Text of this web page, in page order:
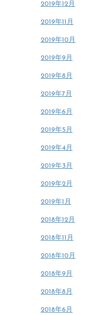
2019年12月
2019年11月
2019年10月
2019年9月
2019年8月
2019年7月
2019年6月
2019年5月
2019年4月
2019年3月
2019年2月
2019年1月
2018年12月
2018年11月
2018年10月
2018年9月
2018年8月
2018年6月